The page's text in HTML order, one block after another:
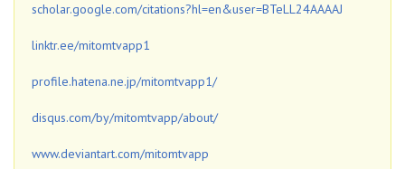
scholar.google.com/citations?hl=en&user=BTeLL24AAAAJ
linktr.ee/mitomtvapp1
profile.hatena.ne.jp/mitomtvapp1/
disqus.com/by/mitomtvapp/about/
www.deviantart.com/mitomtvapp